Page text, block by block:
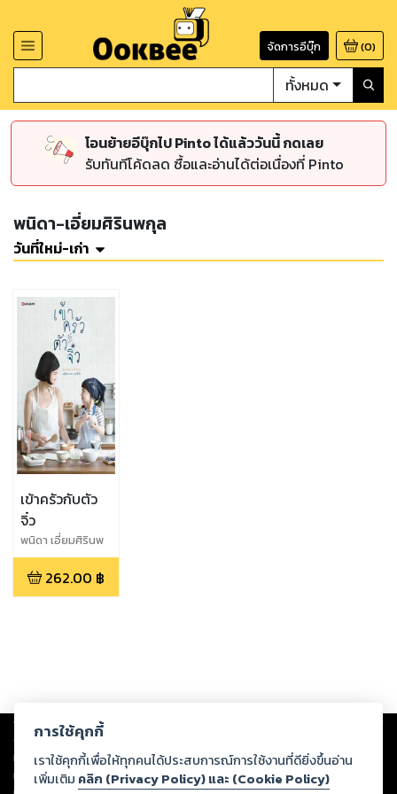
จัดการอีบุ๊ก (0)
ทั้งหมด
โอนย้ายอีบุ๊กไป Pinto ได้แล้ววันนี้ กดเลย
รับทันทีโค้ดลด ซื้อและอ่านได้ต่อเนื่องที่ Pinto
พนิดา-เอี่ยมศิรินพกุล
วันที่ใหม่-เก่า
เข้าครัวกับตัว
จิ๋ว
พนิดา เอี่ยมศิรินพ
กุล
262.00 ฿
Copyright © 2026
ต่อผลงานหรือเนื้อหาใดที่อัปโหลดผ่านเว็บไซต์และปรากฏว่าละเมิดสิทธิใน
ทรัพย์สินทางปัญญาของบุคคลอื่นหรือขัดต่อกฎหมายและศีลธรรม ดังนั้น ผู้อ่าน
ทุกท่านโปรดใช้วิจารณญาณในการกลั่นกรองด้วยตนเอง และหากท่านพบว่าส่วน
การใช้คุกกี้
เราใช้คุกกี้เพื่อให้ทุกคนได้ประสบการณ์การใช้งานที่ดียิ่งขึ้นอ่าน
เพิ่มเติม คลิก (Privacy Policy) และ (Cookie Policy)